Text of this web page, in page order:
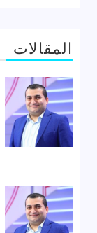
المقالات